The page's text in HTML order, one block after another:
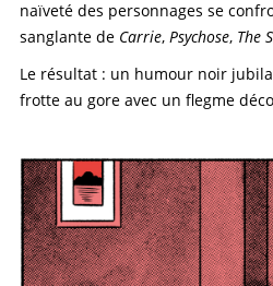
naïveté des personnages se
sanglante de Carrie, Psychose, The
Le résultat : un humour noir
frotte au gore avec un flegme